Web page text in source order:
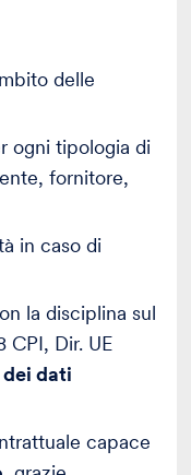
delle
ogni tipologia di
fornitore,
in caso di
la disciplina sul
CPI, Dir. UE
dati
capace